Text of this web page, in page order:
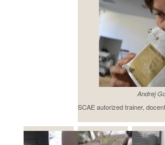
Andrej
SCAE autorized trainer,